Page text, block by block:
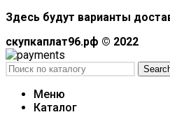
Здесь будут варианты
скупкаплат96.рф © 2022
Меню
Каталог